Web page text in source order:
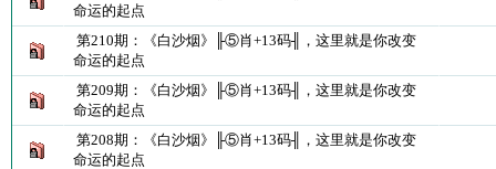
命运的起点
第210期：《白沙烟》╟⑤肖+13码╢，这里就是你改变
命运的起点
第209期：《白沙烟》╟⑤肖+13码╢，这里就是你改变
命运的起点
第208期：《白沙烟》╟⑤肖+13码╢，这里就是你改变
命运的起点